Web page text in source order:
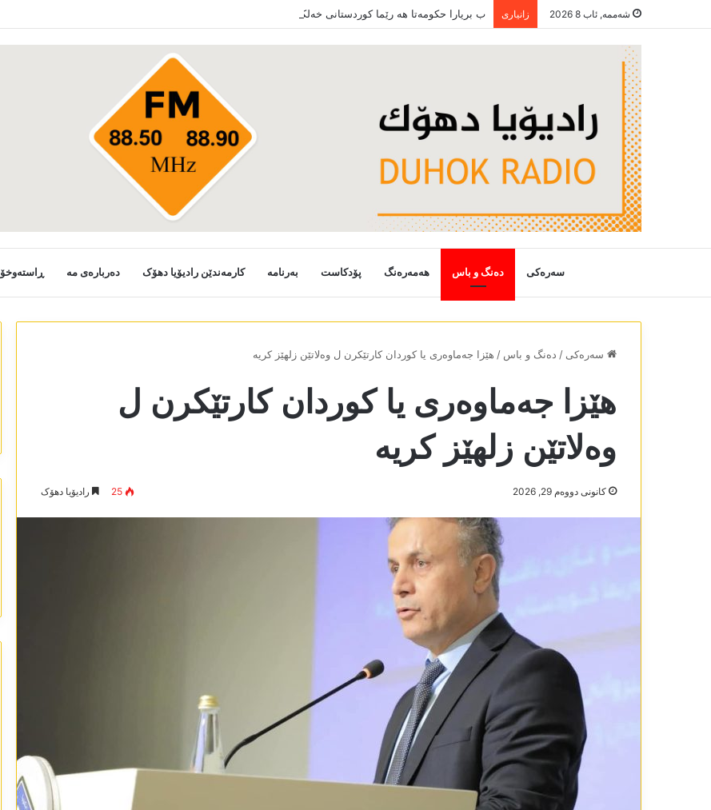
شەممە, ئاب 8 2026 زانیاری ب بریارا حکومەتا ھە رێما کوردستانی خەلکێ گوندێن سەر ب ئێدارا زاخو ڤە دشین سەرەدانا گوندیێن خو بکەن
سەرەکی دەنگ و باس هەمەرەنگ پۆدکاست بەرنامە کارمەندێن رادیۆیا دھۆک دەربارەی مە ڕاستەوخۆ
سەرەکی / دەنگ و باس / ھێزا جەماوەری یا کوردان کارتێکرن ل وەلاتێن زلھێز کریە
ھێزا جەماوەری یا کوردان کارتێکرن ل
وەلاتێن زلھێز کریە
كانونی دووه‌م 29, 2026 25 رادیۆیا دھۆک